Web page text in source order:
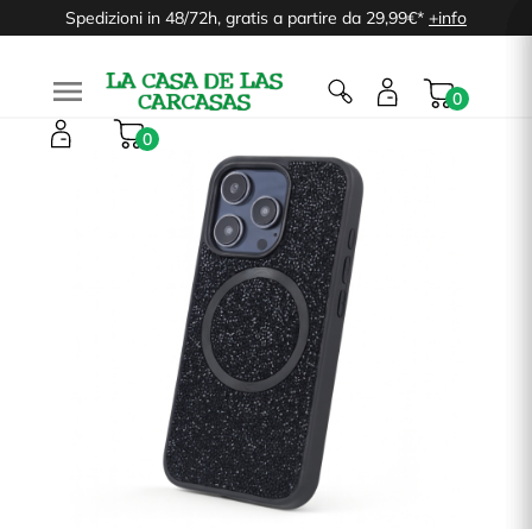
Spedizioni in 48/72h, gratis a partire da 29,99€* +info

0
0